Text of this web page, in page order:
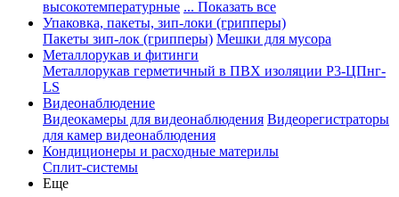
высокотемпературные ... Показать все
Упаковка, пакеты, зип-локи (грипперы)
Пакеты зип-лок (грипперы) Мешки для мусора
Металлорукав и фитинги
Металлорукав герметичный в ПВХ изоляции Р3-ЦПнг-
LS
Видеонаблюдение
Видеокамеры для видеонаблюдения Видеорегистраторы
для камер видеонаблюдения
Кондиционеры и расходные материлы
Сплит-системы
Еще